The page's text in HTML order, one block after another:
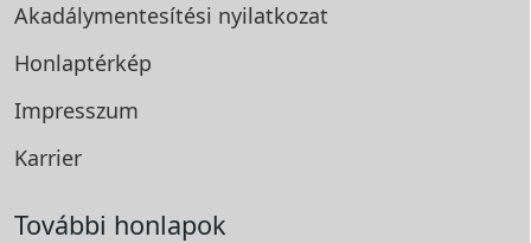
Akadálymentesítési nyilatkozat
Honlaptérkép
Impresszum
Karrier
További honlapok